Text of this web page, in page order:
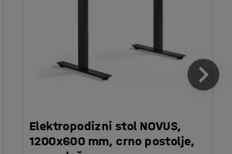
Elektropodizni stol NOVUS,
1200x600 mm, crno postolje,